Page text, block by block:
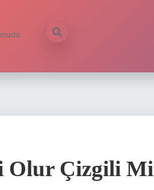
Olur Çizgili Mi